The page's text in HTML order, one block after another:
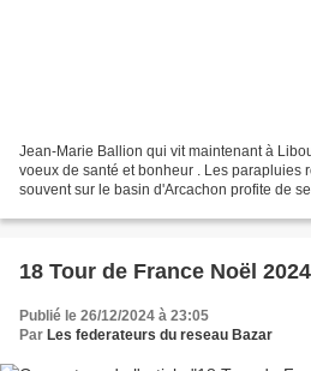
Jean-Marie Ballion qui vit maintenant à
voeux de santé et bonheur . Les parapluies
souvent sur le basin d'Arcachon profite de
Publié le 26/12/2024 à 23:05
Par Les federateurs du reseau Bazar